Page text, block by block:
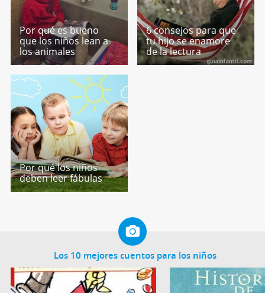
Por qué es bueno
que los niños lean a
los animales
6 consejos para que
tu hijo se enamore
de la lectura
Por qué los niños
deben leer fábulas
Los 10 mejores cuentos para los niños